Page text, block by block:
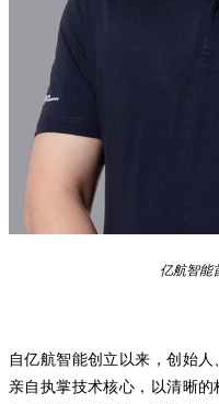
亿航智能
自亿航智能创立以来，创始
亲自执掌技术核心，以清晰